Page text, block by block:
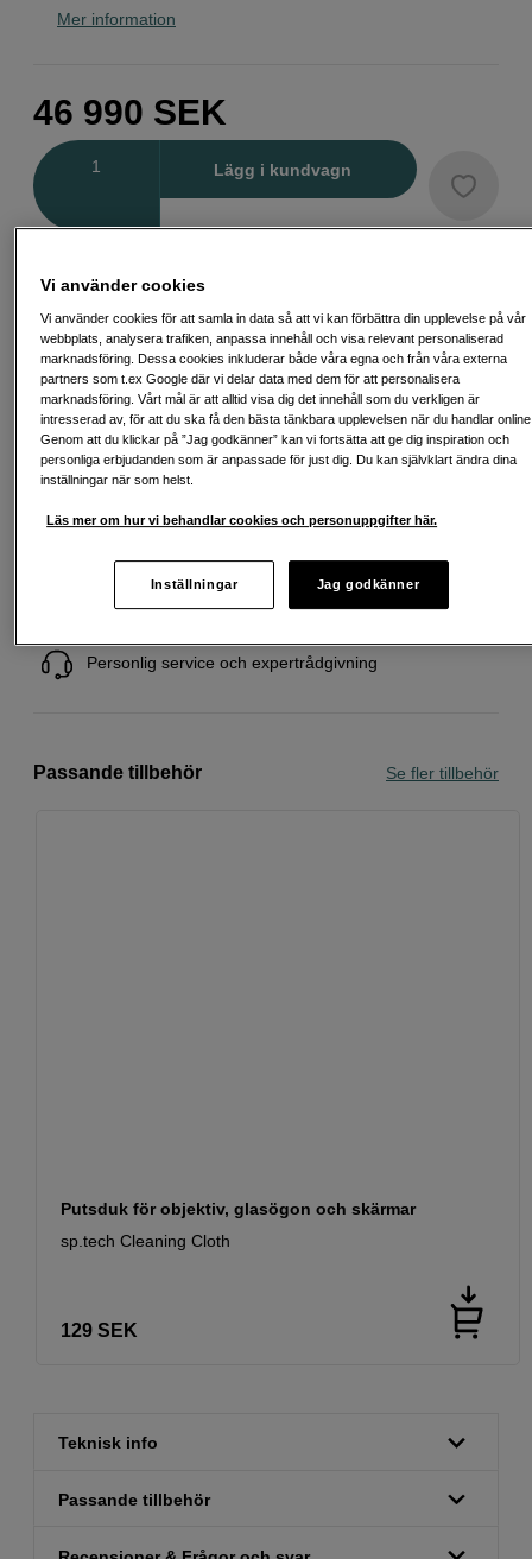
Mer information
46 990 SEK
Lägg i kundvagn
%
Startavgift 579 SEK, aviavgift 45 SEK/mån tillkommer
Att låna kostar pengar! Om du inte kan betala tillbaka skulden i tid
riskerar du en betalningsanmärkning. Det kan leda till svårigheter att få hyra
bostad, teckna abonnemang och få nya lån. För stöd, vänd dig till budget-
och skuldrådgivningen i din kommun. Kontaktuppgifter finns på
Fri frakt vid köp över 1 500 kronor
Köp nu och betala inom 30 dagar
Personlig service och expertrådgivning
Passande tillbehör Se fler tillbehör
Putsduk för objektiv, glasögon och skärmar
sp.tech Cleaning Cloth
129 SEK
Teknisk info
Passande tillbehör
Vi använder cookies
Vi använder cookies för att samla in data så att vi kan förbättra din upplevelse på vår
webbplats, analysera trafiken, anpassa innehåll och visa relevant personaliserad
marknadsföring. Dessa cookies inkluderar både våra egna och från våra externa
partners som t.ex Google där vi delar data med dem för att personalisera
marknadsföring. Vårt mål är att alltid visa dig det innehåll som du verkligen är
intresserad av, för att du ska få den bästa tänkbara upplevelsen när du handlar
Genom att du klickar på ”Jag godkänner” kan vi fortsätta att ge dig inspiration och
personliga erbjudanden som är anpassade för just dig. Du kan självklart ändra dina
inställningar när som helst.
Läs mer om hur vi behandlar cookies och personuppgifter här.
Inställningar Jag godkänner